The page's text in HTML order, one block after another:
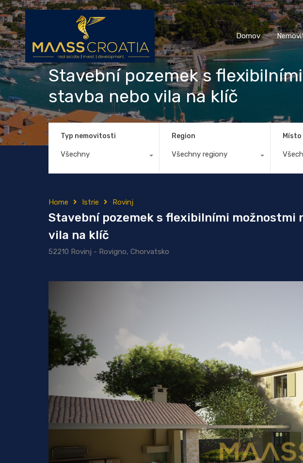
Domov
Domov
Stavební pozemek s
stavba nebo vila na klíč
Typ nemovitosti
Všechny
Region
Všechny regiony
Místo
Home Istrie Rovinj
Stavební pozemek s flexibilními možnostmi
vila na klíč
52210 Rovinj - Rovigno, Chorvatsko